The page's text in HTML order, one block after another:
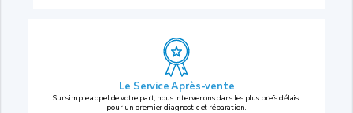
Le Service Après-vente
Sur simple appel de votre part, nous intervenons dans les plus brefs délais,
pour un premier diagnostic et réparation.